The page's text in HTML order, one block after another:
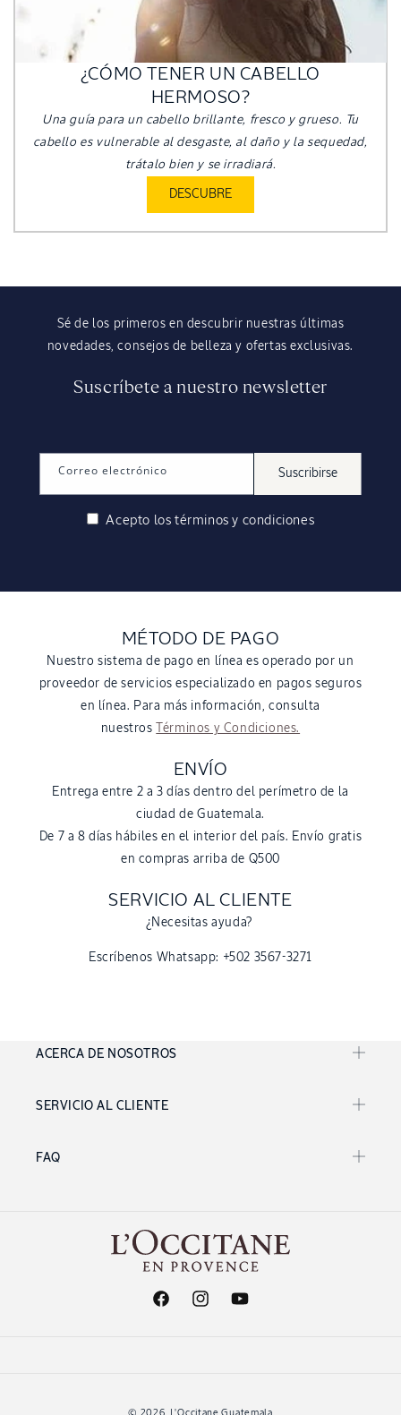
¿CÓMO TENER UN CABELLO
HERMOSO?
Una guía para un cabello brillante, fresco y grueso. Tu
cabello es vulnerable al desgaste, al daño y la sequedad,
trátalo bien y se irradiará.
DESCUBRE
Sé de los primeros en descubrir nuestras últimas
novedades, consejos de belleza y ofertas exclusivas.
Suscríbete a nuestro newsletter
Correo electrónico Suscribirse
Acepto los términos y condiciones
MÉTODO DE PAGO
Nuestro sistema de pago en línea es operado por un
proveedor de servicios especializado en pagos seguros
en línea. Para más información, consulta
nuestros
Términos y Condiciones.
ENVÍO
Entrega entre 2 a 3 días dentro del perímetro de la
ciudad de Guatemala.
De 7 a 8 días hábiles en el interior del país. Envío gratis
en compras arriba de Q500
SERVICIO AL CLIENTE
¿Necesitas ayuda?
Escríbenos Whatsapp: +502 3567-3271
ACERCA DE NOSOTROS
SERVICIO AL CLIENTE
FAQ
FacebookInstagramYouTube
© 2026, L'Occitane Guatemala